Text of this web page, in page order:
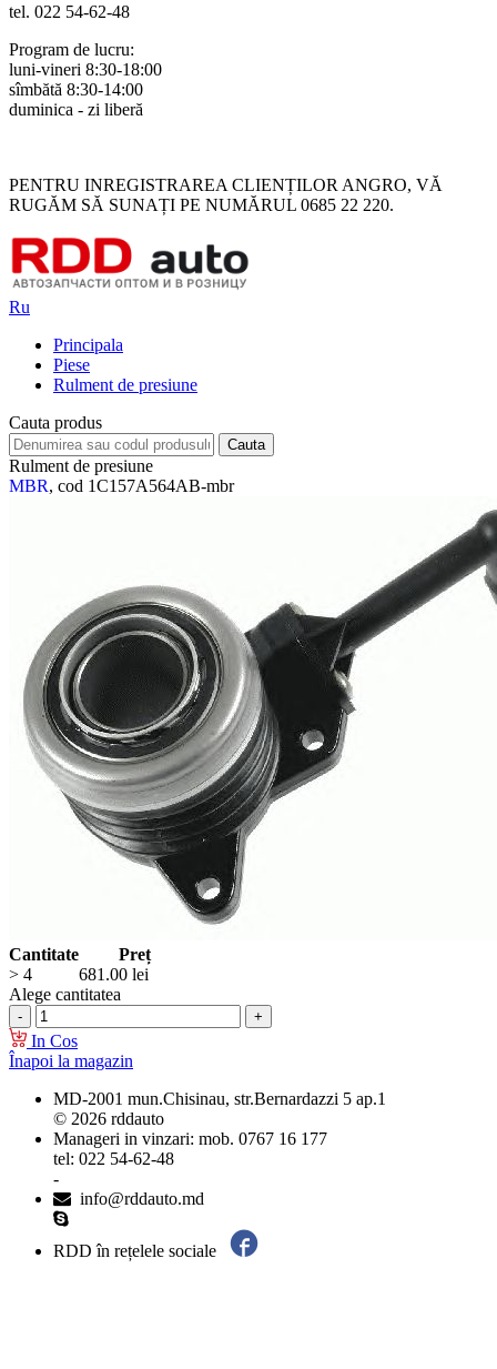
tel. 022 54-62-48
Program de lucru:
luni-vineri 8:30-18:00
sîmbătă 8:30-14:00
duminica - zi liberă
PENTRU INREGISTRAREA CLIENȚILOR ANGRO, VĂ
RUGĂM SĂ SUNAȚI PE NUMĂRUL 0685 22 220.
Ru
Principala
Piese
Rulment de presiune
Cauta produs
Rulment de presiune
MBR, cod 1C157A564AB-mbr
Cantitate
Preț
> 4
681.00 lei
Alege cantitatea
In Cos
Înapoi la magazin
MD-2001 mun.Chisinau, str.Bernardazzi 5 ap.1
© 2026 rddauto
Manageri in vinzari: mob. 0767 16 177
tel: 022 54-62-48
-
info@rddauto.md
RDD în rețelele sociale